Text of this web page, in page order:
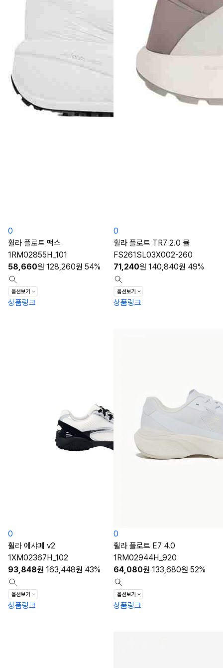
0
휠라 플로트 맥스
1RM02855H_101
58,660원 128,260원 54%
상품링크
0
휠라 플로트 TR7 2.0 뮬
FS261SL03X002-260
71,240원 140,840원 49%
상품링크
0
휠라 에샤페 v2
1XM02367H_102
93,848원 163,448원 43%
상품링크
0
휠라 플로트 E7 4.0
1RM02944H_920
64,080원 133,680원 52%
상품링크